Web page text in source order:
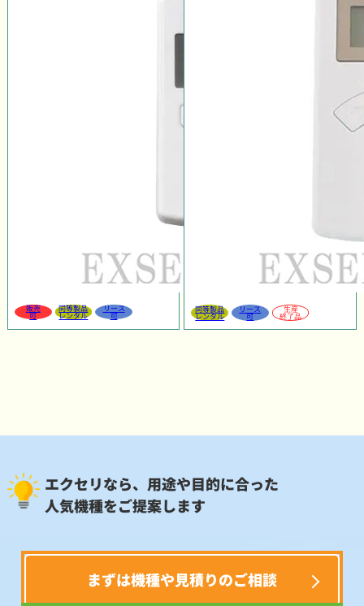
販売
可
同等製品
レンタル
リース
可
同等製品
レンタル
リース
可
生産
終了品
エクセリなら、用途や目的に合った
人気機種をご提案します
まずは機種や見積りのご相談